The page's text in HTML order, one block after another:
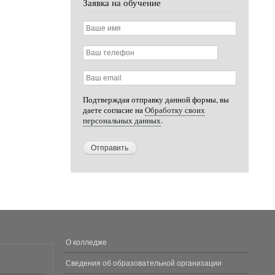
Ваше
имя
Ваш
телефон
Ваш
email
Подтверждая отправку данной формы, вы
даете согласие наОбработку своих
персональных данных.
МЕНЮ
В
ПОДВАЛЕ
О колледже
Сведения об образовательной организации